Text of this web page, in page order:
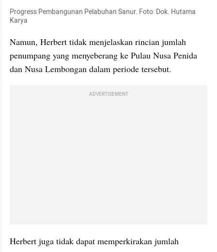
Progress Pembangunan Pelabuhan Sanur. Foto: Dok. Hutama
Karya
Namun, Herbert tidak menjelaskan rincian jumlah
penumpang yang menyeberang ke Pulau Nusa Penida
dan Nusa Lembongan dalam periode tersebut.
ADVERTISEMENT
Herbert juga tidak dapat memperkirakan jumlah